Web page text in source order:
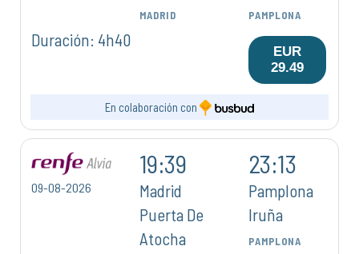
MADRID PAMPLONA
Duración: 4h40
EUR
29.49
En colaboración con
09-08-2026
19:39
Madrid
Puerta De
Atocha
23:13
Pamplona
Iruña
PAMPLONA